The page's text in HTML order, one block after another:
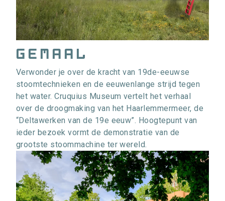
gemaal
Verwonder je over de kracht van 19de-eeuwse
stoomtechnieken en de eeuwenlange strijd tegen
het water. Cruquius Museum vertelt het verhaal
over de droogmaking van het Haarlemmermeer, de
“Deltawerken van de 19e eeuw”. Hoogtepunt van
ieder bezoek vormt de demonstratie van de
grootste stoommachine ter wereld.